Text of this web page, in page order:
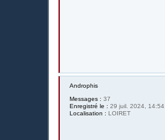
Androphis
Messages : 37
Enregistré le : 29 juil. 2024, 14:54
Localisation : LOIRET